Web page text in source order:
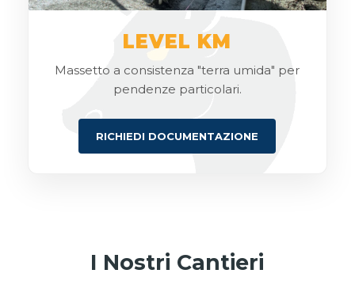
LEVEL KM
Massetto a consistenza "terra umida" per
pendenze particolari.
RICHIEDI DOCUMENTAZIONE
I Nostri Cantieri